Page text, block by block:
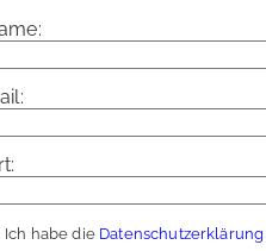
Ich habe die Datenschutzerklärung